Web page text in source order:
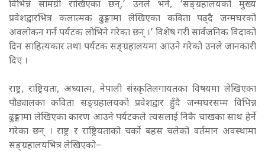
विभिन्न सामग्री राखिएका छन्,’ उनले भने, ‘सङ्ग्रहालयको मुख्य
प्रवेशद्वारभित्र कलात्मक ढुङ्गामा लेखिएका कविता पढ्दै जन्मघरको
अवलोकन गर्न पर्यटक लोभिने गरेका छन् ।’ विशेष गरी सार्वजनिक विदाको
दिन साहित्यकार तथा पर्यटक सङ्ग्रहालयमा आउने गरेको उनले जानकारी
दिए ।
राष्ट्र, राष्ट्रियता, अध्यात्म, नेपाली संस्कृतिलगायतका विषयमा लेखिएका
पौड्यालका कविता सङ्ग्रहालयको प्रवेशद्वार हुँदै जन्मघरसम्म विभिन्न
ढुङ्गामा लेखिएका कारण आउने पर्यटकले त्यसलाई निकै चाखका साथ हेर्ने
गरेका छन् । राष्ट्र र राष्ट्रियताको चर्को बहस चलेको वर्तमान अवस्थामा
सङ्ग्रहालयभित्र लेखिएको–